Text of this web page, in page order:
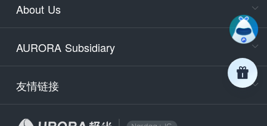
About Us
AURORA Subsidiary
友情链接
days)
9:30-
Email